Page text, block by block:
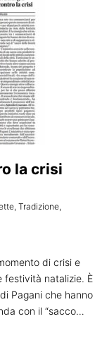
la crisi
, Tradizione,
di crisi e
festività natalizie. È
Pagani che hanno
con il “sacco…